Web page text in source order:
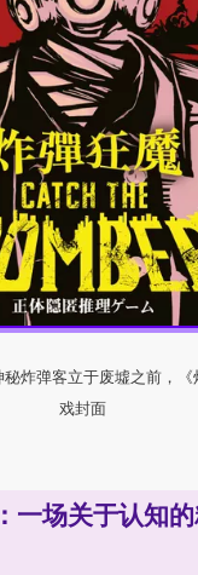
炸弹客立于废墟之前，
戏封面
一场关于认知